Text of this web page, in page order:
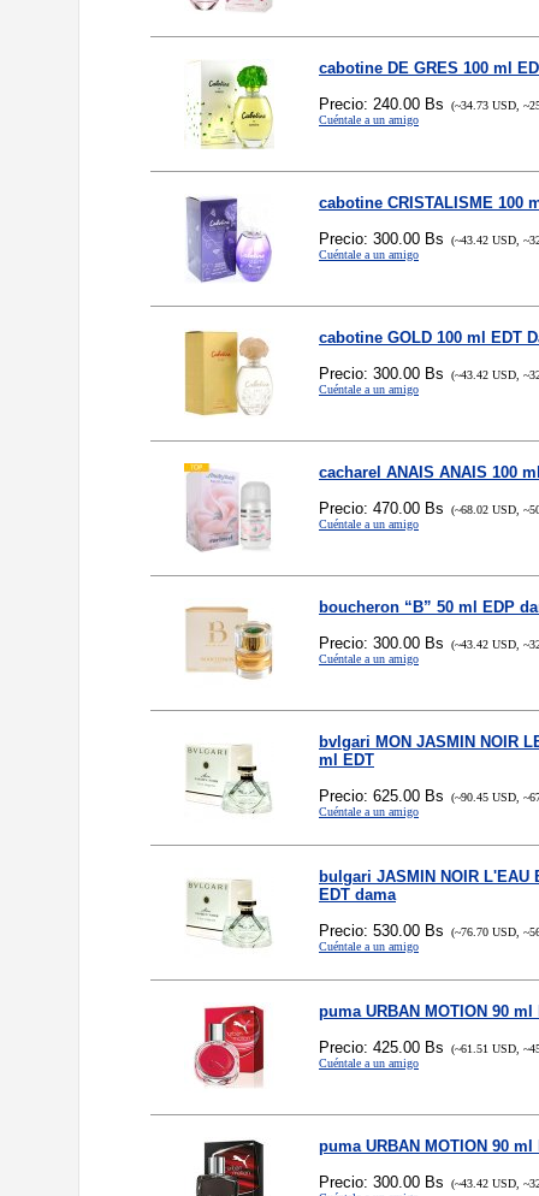
cabotine DE GRES 100 ml
Precio: 240.00 Bs (~34.73 USD,
Cuéntale a un amigo
cabotine CRISTALISME 100
Precio: 300.00 Bs (~43.42 USD,
Cuéntale a un amigo
cabotine GOLD 100 ml EDT
Precio: 300.00 Bs (~43.42 USD,
Cuéntale a un amigo
cacharel ANAIS ANAIS 100
Precio: 470.00 Bs (~68.02 USD,
Cuéntale a un amigo
boucheron “B” 50 ml EDP
Precio: 300.00 Bs (~43.42 USD,
Cuéntale a un amigo
bvlgari MON JASMIN NOIR
ml EDT
Precio: 625.00 Bs (~90.45 USD,
Cuéntale a un amigo
bulgari JASMIN NOIR L'EAU
EDT dama
Precio: 530.00 Bs (~76.70 USD,
Cuéntale a un amigo
puma URBAN MOTION 90 ml
Precio: 425.00 Bs (~61.51 USD,
Cuéntale a un amigo
puma URBAN MOTION 90 ml
Precio: 300.00 Bs (~43.42 USD,